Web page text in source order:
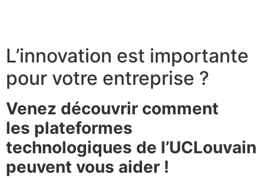
L’innovation est importante
pour votre entreprise ?
Venez découvrir comment
les plateformes
technologiques de l’UCLouvain
peuvent vous aider !